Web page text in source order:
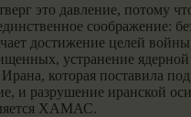
это давление, потому
соображение:
достижение целей
устранение ядерной
которая поставила
и разрушение иранской
ХАМАС.